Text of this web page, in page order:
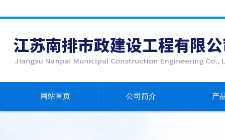
网站首页 公司简介 产